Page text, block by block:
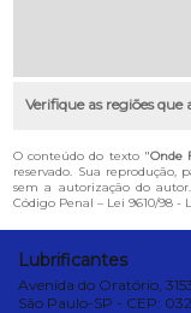
Verifique as regiões que
O conteúdo do texto "Onde
reservado. Sua reprodução,
sem a autorização do
Código Penal – Lei 9610/98 -
Lubrificantes
Avenida do Oratório,
São Paulo-SP - CEP: